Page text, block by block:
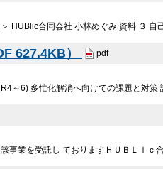
HUBlic合同会社 小林めぐみ 資料 ３ 自
627.4KB） pdf
～6) 多忙化解消へ向けての課題と対
事業を受託し ておりますＨＵＢＬｉ